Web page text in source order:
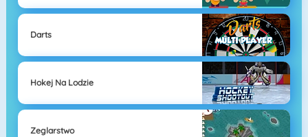
Darts
Hokej Na Lodzie
Zeglarstwo